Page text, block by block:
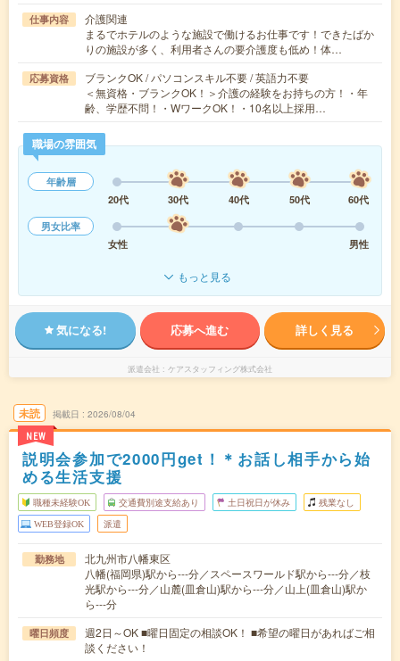
仕事内容
介護関連
まるでホテルのような施設で働けるお仕事です！できたばか
りの施設が多く、利用者さんの要介護度も低め！体…
応募資格
ブランクOK / パソコンスキル不要 / 英語力不要
＜無資格・ブランクOK！＞介護の経験をお持ちの方！・年
齢、学歴不問！・WワークOK！・10名以上採用…
職場の雰囲気
年齢層
20代
30代 40代 50代
60代
男女比率
女性
男性
もっと見る
気になる! 応募へ進む 詳しく見る
派遣会社 ケアスタッフィング株式会社
未読
NEW
掲載日 2026/08/04
説明会参加で2000円get！＊お話し相手から始
める生活支援
職種未経験OK 交通費別途支給あり 土日祝日が休み 残業なし
WEB登録OK 派遣
勤務地
北九州市八幡東区
八幡(福岡県)駅から---分／スペースワールド駅から---分／枝
光駅から---分／山麓(皿倉山)駅から---分／山上(皿倉山)駅か
ら---分
曜日頻度
週2日～OK ■曜日固定の相談OK！ ■希望の曜日があればご相
談ください！